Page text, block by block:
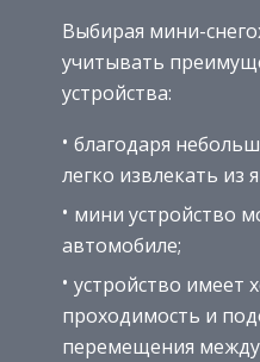
Выбирая мини-
учитывать
устройства:
благодаря
легко извлекать из
мини устройство
автомобиле;
устройство имеет
проходимость и
перемещения